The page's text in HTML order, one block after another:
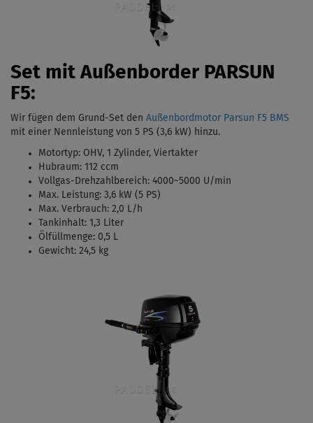
Set mit Außenborder PARSUN
F5:
Wir fügen dem Grund-Set den Außenbordmotor Parsun F5 BMS
mit einer Nennleistung von 5 PS (3,6 kW) hinzu.
Motortyp: OHV, 1 Zylinder, Viertakter
Hubraum: 112 ccm
Vollgas-Drehzahlbereich: 4000~5000 U/min
Max. Leistung: 3,6 kW (5 PS)
Max. Verbrauch: 2,0 L/h
Tankinhalt: 1,3 Liter
Ölfüllmenge: 0,5 L
Gewicht: 24,5 kg